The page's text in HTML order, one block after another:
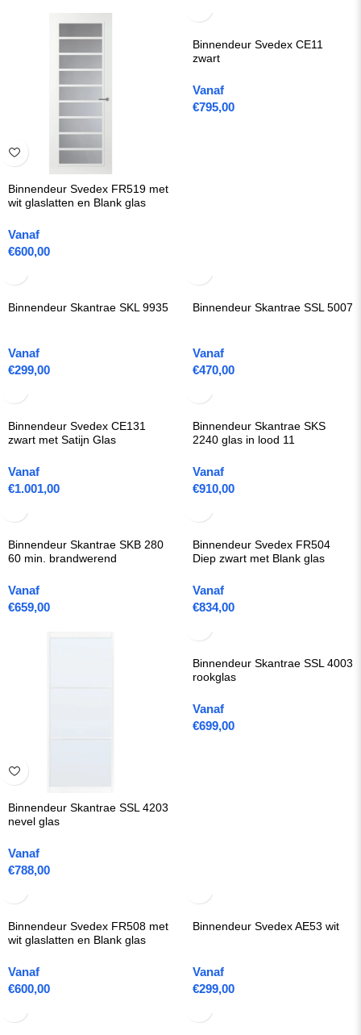
Binnendeur Svedex FR519 met
wit glaslatten en Blank glas
Vanaf
€600,00
Binnendeur Svedex CE11
zwart
Vanaf
€795,00
Binnendeur Skantrae SKL 9935
Vanaf
€299,00
Binnendeur Skantrae SSL 5007
Vanaf
€470,00
Binnendeur Svedex CE131
zwart met Satijn Glas
Vanaf
€1.001,00
Binnendeur Skantrae SKS
2240 glas in lood 11
Vanaf
€910,00
Binnendeur Skantrae SKB 280
60 min. brandwerend
Vanaf
€659,00
Binnendeur Svedex FR504
Diep zwart met Blank glas
Vanaf
€834,00
Binnendeur Skantrae SSL 4203
nevel glas
Vanaf
€788,00
Binnendeur Skantrae SSL 4003
rookglas
Vanaf
€699,00
Binnendeur Svedex FR508 met
wit glaslatten en Blank glas
Vanaf
€600,00
Binnendeur Svedex AE53 wit
Vanaf
€299,00